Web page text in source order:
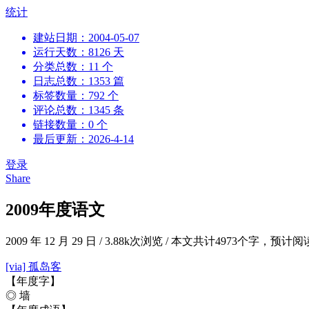
跳
统计
建站日期：2004-05-07
运行天数：8126 天
分类总数：11 个
日志总数：1353 篇
标签数量：792 个
评论总数：1345 条
链接数量：0 个
最后更新：2026-4-14
登录
Share
2009年度语文
2009 年 12 月 29 日 /3.88k次浏览 /本文共计4973个字，预计阅
[via] 孤岛客
【年度字】
◎ 墙